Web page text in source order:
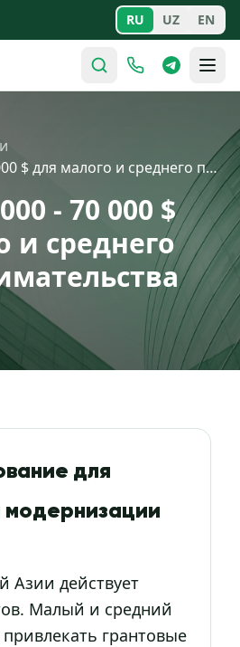
RU UZ EN
Гранты 30 000 - 70 000 $ для малого и среднего предприн…
- 70 000 $
и среднего
для
модернизации
Азии действует
Малый и средний
грантовые